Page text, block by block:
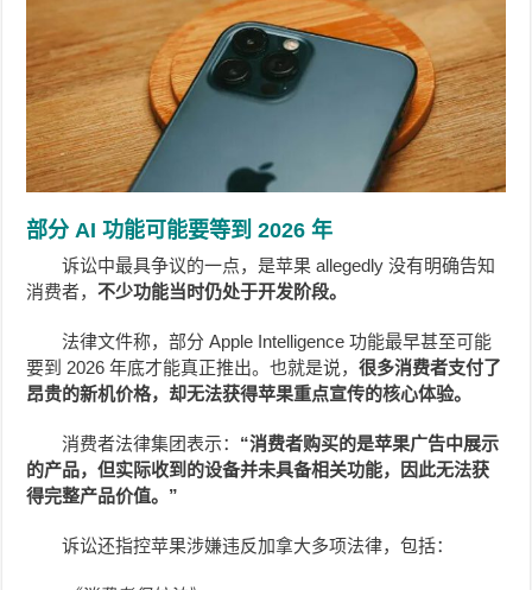
部分 AI 功能可能要等到 2026 年
诉讼中最具争议的一点，是苹果 allegedly 没有明确告知
消费者，不少功能当时仍处于开发阶段。
法律文件称，部分 Apple Intelligence 功能最早甚至可能
要到 2026 年底才能真正推出。也就是说，很多消费者支付了
昂贵的新机价格，却无法获得苹果重点宣传的核心体验。
消费者法律集团表示： “消费者购买的是苹果广告中展示
的产品，但实际收到的设备并未具备相关功能，因此无法获
得完整产品价值。”
诉讼还指控苹果涉嫌违反加拿大多项法律，包括：